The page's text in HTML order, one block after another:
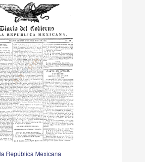
República Mexicana